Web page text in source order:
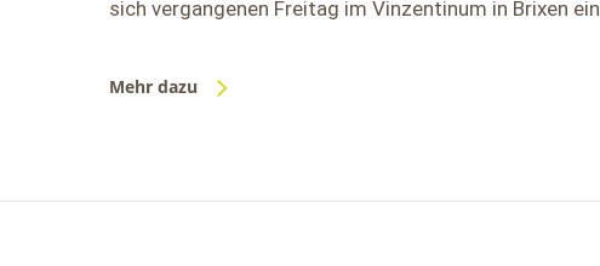
sich vergangenen Freitag im Vinzentinum in Brixen
Mehr dazu